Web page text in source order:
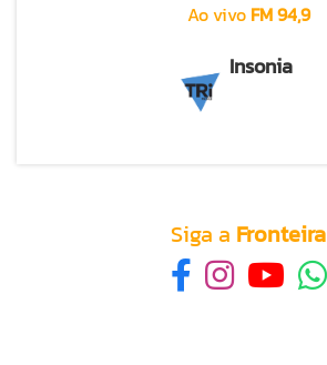
Ao vivo FM 94,9
Insonia
Siga a Fronteira